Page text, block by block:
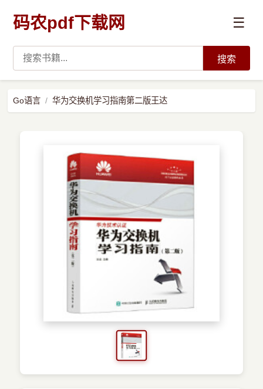
码农pdf下载网 ☰
预订书籍
搜索
Go语言 华为交换机学习指南第二版王达